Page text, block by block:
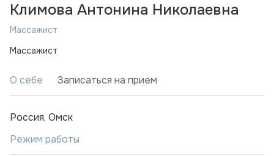
Климова Антонина Николаевна
Массажист
Массажист
О себе Записаться на прием
Россия, Омск
Режим работы